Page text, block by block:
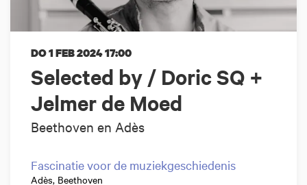
Selected by / Doric SQ +
Jelmer de Moed
Beethoven en Adès
DO 1 FEB 202417:00
Fascinatie voor de muziekgeschiedenis
Adès, Beethoven